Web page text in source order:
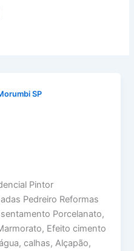
SP
Pintor
Pedreiro Reformas
Porcelanato,
Efeito cimento
calhas, Alçapão,